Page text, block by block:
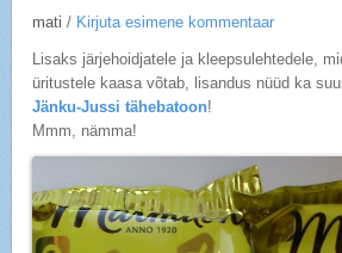
mati / Kirjuta esimene kommentaar
Lisaks järjehoidjatele ja kleepsulehtedele,
üritustele kaasa võtab, lisandus nüüd ka
Jänku-Jussi tähebatoon!
Mmm, nämma!